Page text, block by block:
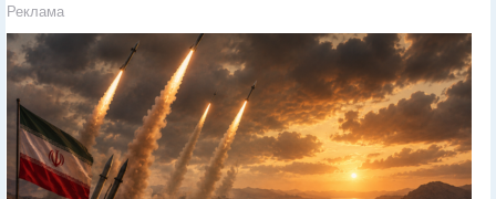
Реклама